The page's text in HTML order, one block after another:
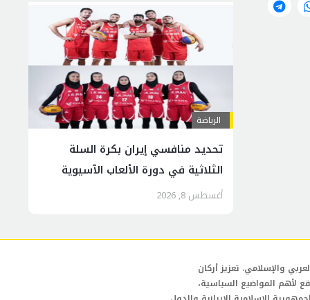
الرياضة
تحديد منافسي إيران بكرة السلة
الثلاثية في دورة الألعاب الآسيوية
أغسطس 8, 2026
والإسلامي. تعزيز أركان
لأهم المواضيع السياسية،